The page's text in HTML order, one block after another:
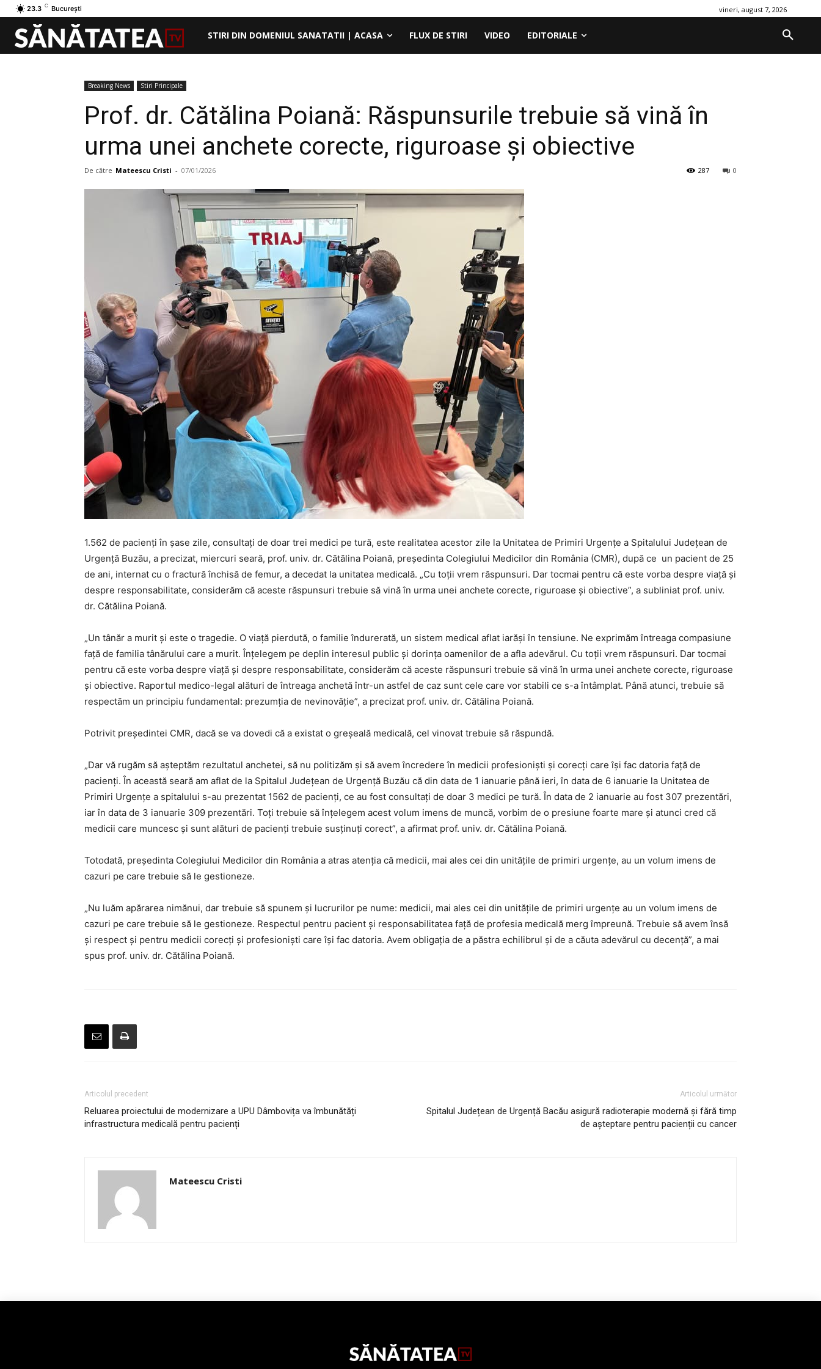
23.3 C București vineri, august 7, 2026
STIRI DIN DOMENIUL SANATATII | ACASA FLUX DE STIRI VIDEO EDITORIALE
Breaking News Stiri Principale
Prof. dr. Cătălina Poiană: Răspunsurile trebuie să vină în
urma unei anchete corecte, riguroase și obiective
De către Mateescu Cristi - 07/01/2026 0
287
1.562 de pacienți în șase zile, consultați de doar trei medici pe tură, este realitatea acestor zile la Unitatea de Primiri Urgențe a Spitalului Judeţean de
Urgenţă Buzău, a precizat, miercuri seară, prof. univ. dr. Cătălina Poiană, președinta Colegiului Medicilor din România (CMR), după ce un pacient de 25
de ani, internat cu o fractură închisă de femur, a decedat la unitatea medicală. „Cu toții vrem răspunsuri. Dar tocmai pentru că este vorba despre viață și
despre responsabilitate, considerăm că aceste răspunsuri trebuie să vină în urma unei anchete corecte, riguroase și obiective”, a subliniat prof. univ.
dr. Cătălina Poiană.
„Un tânăr a murit și este o tragedie. O viață pierdută, o familie îndurerată, un sistem medical aflat iarăși în tensiune. Ne exprimăm întreaga compasiune
față de familia tânărului care a murit. Înțelegem pe deplin interesul public și dorința oamenilor de a afla adevărul. Cu toții vrem răspunsuri. Dar tocmai
pentru că este vorba despre viață și despre responsabilitate, considerăm că aceste răspunsuri trebuie să vină în urma unei anchete corecte, riguroase
și obiective. Raportul medico-legal alături de întreaga anchetă într-un astfel de caz sunt cele care vor stabili ce s-a întâmplat. Până atunci, trebuie să
respectăm un principiu fundamental: prezumția de nevinovăție”, a precizat prof. univ. dr. Cătălina Poiană.
Potrivit președintei CMR, dacă se va dovedi că a existat o greșeală medicală, cel vinovat trebuie să răspundă.
„Dar vă rugăm să așteptăm rezultatul anchetei, să nu politizăm și să avem încredere în medicii profesioniști și corecți care își fac datoria față de
pacienți. În această seară am aflat de la Spitalul Judeţean de Urgenţă Buzău că din data de 1 ianuarie până ieri, în data de 6 ianuarie la Unitatea de
Primiri Urgențe a spitalului s-au prezentat 1562 de pacienți, ce au fost consultați de doar 3 medici pe tură. În data de 2 ianuarie au fost 307 prezentări,
iar în data de 3 ianuarie 309 prezentări. Toți trebuie să înțelegem acest volum imens de muncă, vorbim de o presiune foarte mare și atunci cred că
medicii care muncesc și sunt alături de pacienți trebuie susținuți corect”, a afirmat prof. univ. dr. Cătălina Poiană.
Totodată, președinta Colegiului Medicilor din România a atras atenția că medicii, mai ales cei din unitățile de primiri urgențe, au un volum imens de
cazuri pe care trebuie să le gestioneze.
„Nu luăm apărarea nimănui, dar trebuie să spunem și lucrurilor pe nume: medicii, mai ales cei din unitățile de primiri urgențe au un volum imens de
cazuri pe care trebuie să le gestioneze. Respectul pentru pacient și responsabilitatea față de profesia medicală merg împreună. Trebuie să avem însă
și respect și pentru medicii corecți și profesioniști care își fac datoria. Avem obligația de a păstra echilibrul și de a căuta adevărul cu decență”, a mai
spus prof. univ. dr. Cătălina Poiană.
Articolul precedent
Reluarea proiectului de modernizare a UPU Dâmbovița va îmbunătăți
infrastructura medicală pentru pacienți
Articolul următor
Spitalul Județean de Urgență Bacău asigură radioterapie modernă și fără timp
de așteptare pentru pacienții cu cancer
Mateescu Cristi